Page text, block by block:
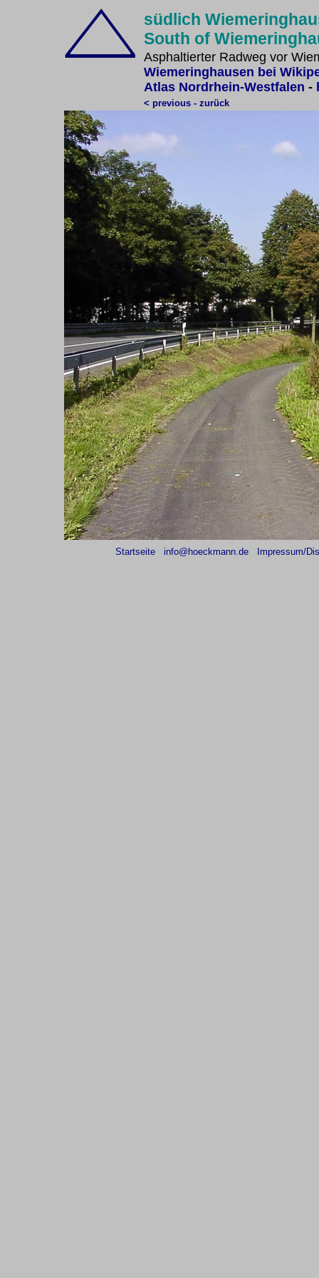
südlich
South of
Asphaltierter Radweg vor
Wiemeringhausen bei
Atlas Nordrhein-Westfalen -
< previous - zurück
Startseite info@hoeckmann.de Impressum/